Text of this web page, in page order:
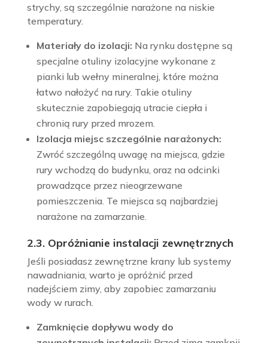
strychy, są szczególnie narażone na niskie
temperatury.
Materiały do izolacji: Na rynku dostępne są
specjalne otuliny izolacyjne wykonane z
pianki lub wełny mineralnej, które można
łatwo nałożyć na rury. Takie otuliny
skutecznie zapobiegają utracie ciepła i
chronią rury przed mrozem.
Izolacja miejsc szczególnie narażonych:
Zwróć szczególną uwagę na miejsca, gdzie
rury wchodzą do budynku, oraz na odcinki
prowadzące przez nieogrzewane
pomieszczenia. Te miejsca są najbardziej
narażone na zamarzanie.
2.3. Opróżnianie instalacji zewnętrznych
Jeśli posiadasz zewnętrzne krany lub systemy
nawadniania, warto je opróżnić przed
nadejściem zimy, aby zapobiec zamarzaniu
wody w rurach.
Zamknięcie dopływu wody do